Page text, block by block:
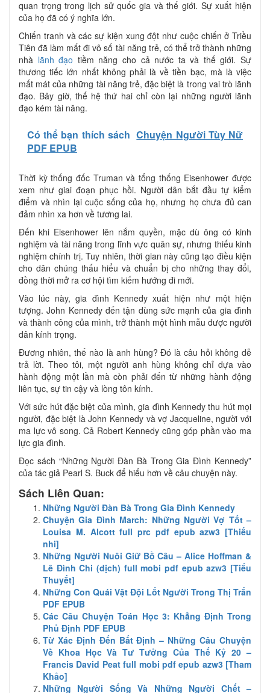
quan trọng trong lịch sử quốc gia và thế giới. Sự xuất hiện
của họ đã có ý nghĩa lớn.
Chiến tranh và các sự kiện xung đột như cuộc chiến ở Triều
Tiên đã làm mất đi vô số tài năng trẻ, có thể trở thành những
nhà lãnh đạo tiềm năng cho cả nước ta và thế giới. Sự
thương tiếc lớn nhất không phải là về tiền bạc, mà là việc
mất mát của những tài năng trẻ, đặc biệt là trong vai trò lãnh
đạo. Bây giờ, thế hệ thứ hai chỉ còn lại những người lãnh
đạo kém tài năng.
Có thể bạn thích sách Chuyện Người Tùy Nữ
PDF EPUB
Thời kỳ thống đốc Truman và tổng thống Eisenhower được
xem như giai đoạn phục hồi. Người dân bắt đầu tự kiểm
điểm và nhìn lại cuộc sống của họ, nhưng họ chưa đủ can
đảm nhìn xa hơn về tương lai.
Đến khi Eisenhower lên nắm quyền, mặc dù ông có kinh
nghiệm và tài năng trong lĩnh vực quân sự, nhưng thiếu kinh
nghiệm chính trị. Tuy nhiên, thời gian này cũng tạo điều kiện
cho dân chúng thấu hiểu và chuẩn bị cho những thay đổi,
đồng thời mở ra cơ hội tìm kiếm hướng đi mới.
Vào lúc này, gia đình Kennedy xuất hiện như một hiện
tượng. John Kennedy đến tận dùng sức mạnh của gia đình
và thành công của mình, trở thành một hình mẫu được người
dân kính trọng.
Đương nhiên, thế nào là anh hùng? Đó là câu hỏi không dễ
trả lời. Theo tôi, một người anh hùng không chỉ dựa vào
hành động một lần mà còn phải đến từ những hành động
liên tục, sự tin cậy và lòng tôn kính.
Với sức hút đặc biệt của mình, gia đình Kennedy thu hút mọi
người, đặc biệt là John Kennedy và vợ Jacqueline, người với
ma lực vô song. Cả Robert Kennedy cũng góp phần vào ma
lực gia đình.
Đọc sách “Những Người Đàn Bà Trong Gia Đình Kennedy”
của tác giả Pearl S. Buck để hiểu hơn về câu chuyện này.
Sách Liên Quan:
Những Người Đàn Bà Trong Gia Đình Kennedy
Chuyện Gia Đình March: Những Người Vợ Tốt –
Louisa M. Alcott full prc pdf epub azw3 [Thiếu
nhi]
Những Người Nuôi Giữ Bồ Câu – Alice Hoffman &
Lê Đình Chi (dịch) full mobi pdf epub azw3 [Tiểu
Thuyết]
Những Con Quái Vật Đội Lốt Người Trong Thị Trấn
PDF EPUB
Các Câu Chuyện Toán Học 3: Khẳng Định Trong
Phủ Định PDF EPUB
Từ Xác Định Đến Bất Định – Những Câu Chuyện
Về Khoa Học Và Tư Tưởng Của Thế Kỷ 20 –
Francis David Peat full mobi pdf epub azw3 [Tham
Khảo]
Những Người Sống Và Những Người Chết –